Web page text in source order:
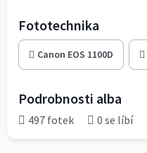
Fototechnika
Canon EOS 1100D
Podrobnosti alba
497 fotek 0 se líbí